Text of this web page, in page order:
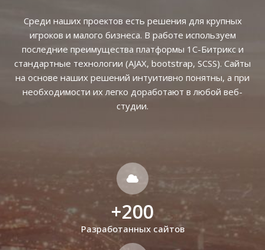
Среди наших проектов есть решения для крупных
игроков и малого бизнеса. В работе используем
последние преимущества платформы 1С-Битрикс и
стандартные технологии (AJAX, bootstrap, SCSS). Сайты
на основе наших решений интуитивно понятны, а при
необходимости их легко доработают в любой веб-
студии.
+200
Разработанных сайтов